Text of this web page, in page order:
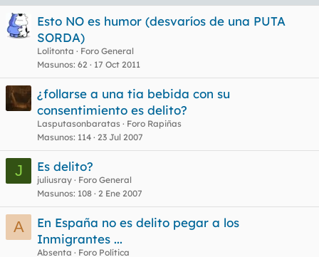
Esto NO es humor (desvaríos de una PUTA
SORDA)
Lolitonta
Foro General
Masunos 62 17 Oct 2011
¿follarse a una tia bebida con su
consentimiento es delito?
Lasputasonbaratas
Foro Rapiñas
Masunos 114 23 Jul 2007
J Es delito?
juliusray
Foro General
Masunos 108 2 Ene 2007
A
En España no es delito pegar a los
Inmigrantes ...
Absenta
Foro Política